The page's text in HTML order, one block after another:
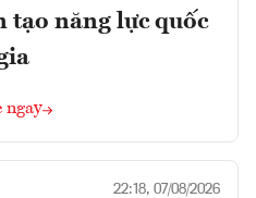
tạo năng lực quốc
ngay
22:18, 07/08/2026